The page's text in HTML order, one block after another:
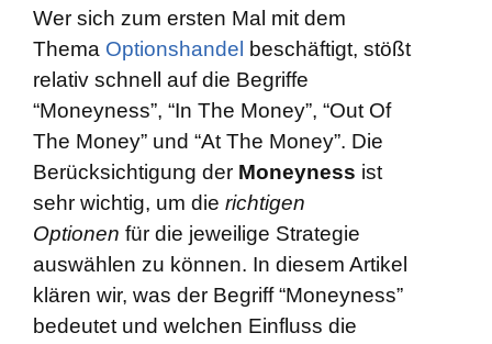
Optionen – Grundlagen
[su_menu name=“Optionen“]
Optionsstrategien
[su_menu
name=“Optionsstrategien“]
Wer sich zum ersten Mal mit dem
Thema Optionshandel beschäftigt, stößt
relativ schnell auf die Begriffe
“Moneyness”, “In The Money”, “Out Of
The Money” und “At The Money”. Die
Berücksichtigung der Moneyness ist
sehr wichtig, um die richtigen
Optionen für die jeweilige Strategie
auswählen zu können. In diesem Artikel
klären wir, was der Begriff “Moneyness”
bedeutet und welchen Einfluss die